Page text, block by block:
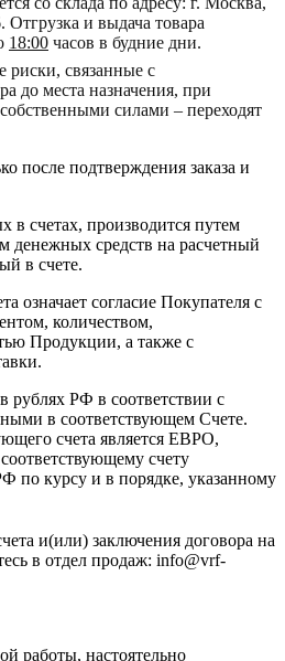
Отгрузка и выдача товара
18:00 часов в будние дни.
риски, связанные с
до места назначения, при
силами – переходят
после подтверждения заказа и
в счетах, производится путем
денежных средств на расчетный
в счете.
означает согласие Покупателя с
количеством,
Продукции, а также с
рублях РФ в соответствии с
в соответствующем Счете.
счета является ЕВРО,
cчету
по курсу и в порядке, указанному
и(или) заключения договора на
в отдел продаж: info@vrf-
работы, настоятельно